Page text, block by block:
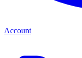
Account